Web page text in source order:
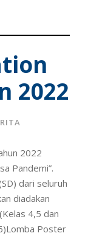
2022
2022
Pandemi”.
dari seluruh
diadakan
4,5 dan
Poster